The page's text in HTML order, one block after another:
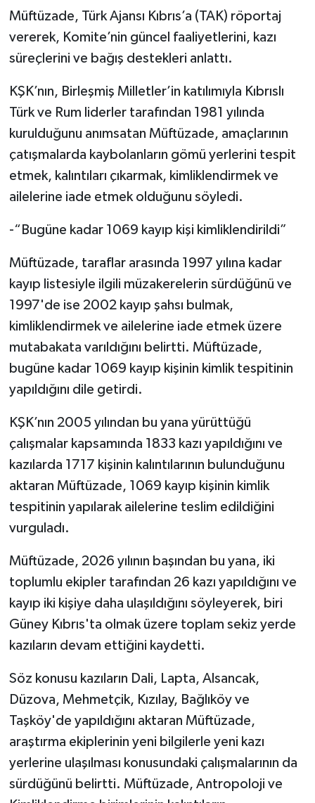
Müftüzade, Türk Ajansı Kıbrıs’a (TAK) röportaj
vererek, Komite’nin güncel faaliyetlerini, kazı
süreçlerini ve bağış destekleri anlattı.
KŞK’nın, Birleşmiş Milletler’in katılımıyla Kıbrıslı
Türk ve Rum liderler tarafından 1981 yılında
kurulduğunu anımsatan Müftüzade, amaçlarının
çatışmalarda kaybolanların gömü yerlerini tespit
etmek, kalıntıları çıkarmak, kimliklendirmek ve
ailelerine iade etmek olduğunu söyledi.
-“Bugüne kadar 1069 kayıp kişi kimliklendirildi”
Müftüzade, taraflar arasında 1997 yılına kadar
kayıp listesiyle ilgili müzakerelerin sürdüğünü ve
1997'de ise 2002 kayıp şahsı bulmak,
kimliklendirmek ve ailelerine iade etmek üzere
mutabakata varıldığını belirtti. Müftüzade,
bugüne kadar 1069 kayıp kişinin kimlik tespitinin
yapıldığını dile getirdi.
KŞK’nın 2005 yılından bu yana yürüttüğü
çalışmalar kapsamında 1833 kazı yapıldığını ve
kazılarda 1717 kişinin kalıntılarının bulunduğunu
aktaran Müftüzade, 1069 kayıp kişinin kimlik
tespitinin yapılarak ailelerine teslim edildiğini
vurguladı.
Müftüzade, 2026 yılının başından bu yana, iki
toplumlu ekipler tarafından 26 kazı yapıldığını ve
kayıp iki kişiye daha ulaşıldığını söyleyerek, biri
Güney Kıbrıs'ta olmak üzere toplam sekiz yerde
kazıların devam ettiğini kaydetti.
Söz konusu kazıların Dali, Lapta, Alsancak,
Düzova, Mehmetçik, Kızılay, Bağlıköy ve
Taşköy'de yapıldığını aktaran Müftüzade,
araştırma ekiplerinin yeni bilgilerle yeni kazı
yerlerine ulaşılması konusundaki çalışmalarının da
sürdüğünü belirtti. Müftüzade, Antropoloji ve